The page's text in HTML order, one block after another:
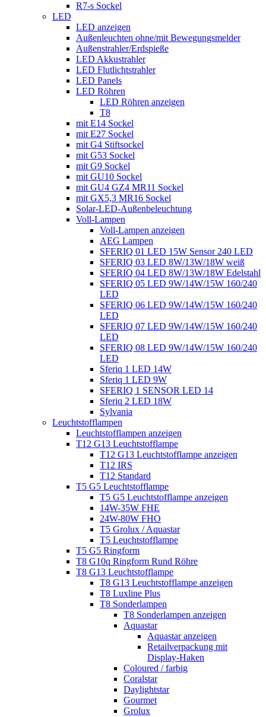
R7-s Sockel
LED
LED anzeigen
Außenleuchten ohne/mit Bewegungsmelder
Außenstrahler/Erdspieße
LED Akkustrahler
LED Flutlichtstrahler
LED Panels
LED Röhren
LED Röhren anzeigen
T8
mit E14 Sockel
mit E27 Sockel
mit G4 Stiftsockel
mit G53 Sockel
mit G9 Sockel
mit GU10 Sockel
mit GU4 GZ4 MR11 Sockel
mit GX5,3 MR16 Sockel
Solar-LED-Außenbeleuchtung
Voll-Lampen
Voll-Lampen anzeigen
AEG Lampen
SFERIQ 01 LED 15W Sensor 240 LED
SFERIQ 03 LED 8W/13W/18W weiß
SFERIQ 04 LED 8W/13W/18W Edelstahl
SFERIQ 05 LED 9W/14W/15W 160/240
LED
SFERIQ 06 LED 9W/14W/15W 160/240
LED
SFERIQ 07 LED 9W/14W/15W 160/240
LED
SFERIQ 08 LED 9W/14W/15W 160/240
LED
Sferiq 1 LED 14W
Sferiq 1 LED 9W
SFERIQ 1 SENSOR LED 14
Sferiq 2 LED 18W
Sylvania
Leuchtstofflampen
Leuchtstofflampen anzeigen
T12 G13 Leuchtstofflampe
T12 G13 Leuchtstofflampe anzeigen
T12 IRS
T12 Standard
T5 G5 Leuchtstofflampe
T5 G5 Leuchtstofflampe anzeigen
14W-35W FHE
24W-80W FHO
T5 Grolux / Aquastar
T5 Leuchtstofflampe
T5 G5 Ringform
T8 G10q Ringform Rund Röhre
T8 G13 Leuchtstofflampe
T8 G13 Leuchtstofflampe anzeigen
T8 Luxline Plus
T8 Sonderlampen
T8 Sonderlampen anzeigen
Aquastar
Aquastar anzeigen
Retailverpackung mit
Display-Haken
Coloured / farbig
Coralstar
Daylightstar
Gourmet
Grolux